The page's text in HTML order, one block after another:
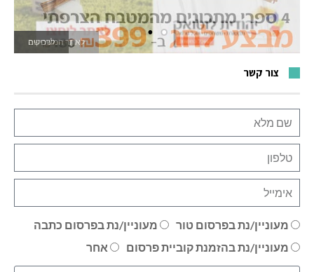
לאתר המשחקים
צור קשר
מעוניין/נת בפרסום טור
מעוניין/נת בפרסום כתבה
מעוניין/נת בהזמנת קוביית פרסום
אחר